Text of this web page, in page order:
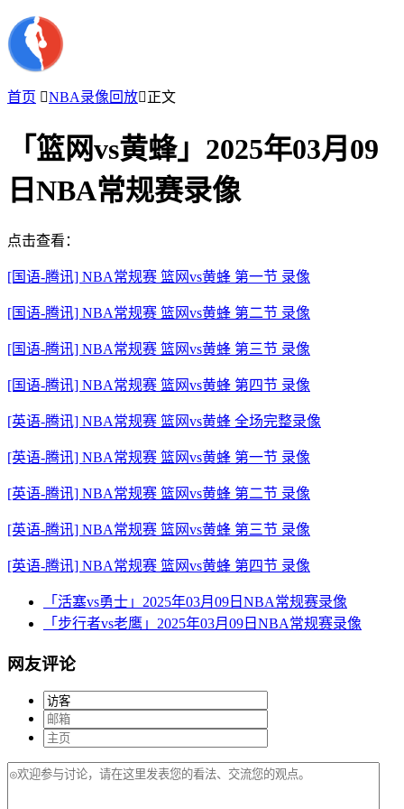
首页 NBA录像回放正文
「篮网vs黄蜂」2025年03月09
日NBA常规赛录像
点击查看：
[国语-腾讯] NBA常规赛 篮网vs黄蜂 第一节 录像
[国语-腾讯] NBA常规赛 篮网vs黄蜂 第二节 录像
[国语-腾讯] NBA常规赛 篮网vs黄蜂 第三节 录像
[国语-腾讯] NBA常规赛 篮网vs黄蜂 第四节 录像
[英语-腾讯] NBA常规赛 篮网vs黄蜂 全场完整录像
[英语-腾讯] NBA常规赛 篮网vs黄蜂 第一节 录像
[英语-腾讯] NBA常规赛 篮网vs黄蜂 第二节 录像
[英语-腾讯] NBA常规赛 篮网vs黄蜂 第三节 录像
[英语-腾讯] NBA常规赛 篮网vs黄蜂 第四节 录像
「活塞vs勇士」2025年03月09日NBA常规赛录像
「步行者vs老鹰」2025年03月09日NBA常规赛录像
网友评论